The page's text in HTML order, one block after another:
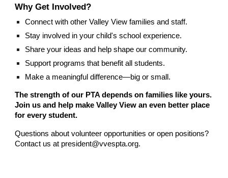
Why Get Involved?
Connect with other Valley View families and staff.
Stay involved in your child's school experience.
Share your ideas and help shape our community.
Support programs that benefit all students.
Make a meaningful difference—big or small.
The strength of our PTA depends on families like yours.
Join us and help make Valley View an even better place
for every student.
Questions about volunteer opportunities or open positions?
Contact us at president@vvespta.org.